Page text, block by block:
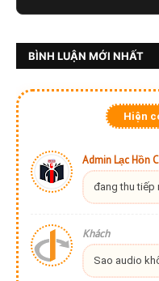
BÌNH LUẬN MỚI NHẤT
Hiện
Admin Lạc Hồn
đang thu tiếp
Khách
Sao audio